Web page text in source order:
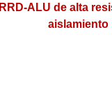
RRD-ALU de alta
aislamiento